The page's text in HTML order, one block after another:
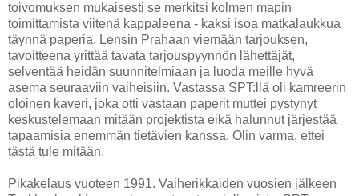
toivomuksen mukaisesti se merkitsi kolmen mapin
toimittamista viitenä kappaleena - kaksi isoa matkalaukkua
täynnä paperia. Lensin Prahaan viemään tarjouksen,
tavoitteena yrittää tavata tarjouspyynnön lähettäjät,
selventää heidän suunnitelmiaan ja luoda meille hyvä
asema seuraaviin vaiheisiin. Vastassa SPT:llä oli kamreerin
oloinen kaveri, joka otti vastaan paperit muttei pystynyt
keskustelemaan mitään projektista eikä halunnut järjestää
tapaamisia enemmän tietävien kanssa. Olin varma, ettei
tästä tule mitään.
Pikakelaus vuoteen 1991. Vaiherikkaiden vuosien jälkeen